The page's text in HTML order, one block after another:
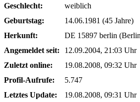
Geschlecht:
weiblich
Geburtstag:
14.06.1981 (45 Jahre)
Herkunft:
DE 15897 berlin
Angemeldet seit:
12.09.2004, 21:03 Uhr
Zuletzt online:
19.08.2008, 09:32 Uhr
Profil-Aufrufe:
5.747
Letztes Update:
19.08.2008, 09:31 Uhr